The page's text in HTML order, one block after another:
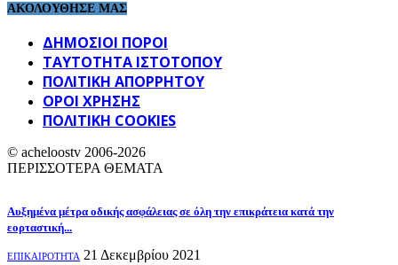
ΑΚΟΛΟΥΘΗΣΕ ΜΑΣ
ΔΗΜΟΣΙΟΙ ΠΟΡΟΙ
ΤΑΥΤΌΤΗΤΑ ΙΣΤΌΤΟΠΟΥ
ΠΟΛΙΤΙΚΉ ΑΠΟΡΡΉΤΟΥ
ΌΡΟΙ ΧΡΉΣΗΣ
ΠΟΛΙΤΙΚΗ COOKIES
© acheloostv 2006-2026
ΠΕΡΙΣΣΟΤΕΡΑ ΘΕΜΑΤΑ
Αυξημένα μέτρα οδικής ασφάλειας σε όλη την επικράτεια κατά την
εορταστική...
ΕΠΙΚΑΙΡΟΤΗΤΑ 21 Δεκεμβρίου 2021